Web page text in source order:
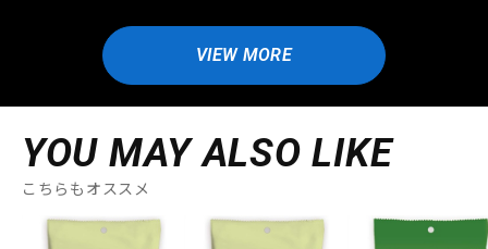
VIEW MORE
YOU MAY ALSO LIKE
こちらもオススメ